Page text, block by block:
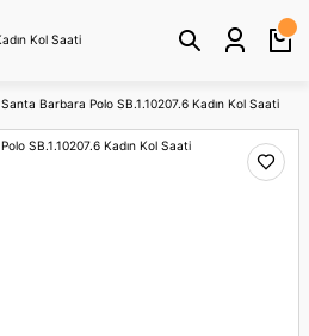
Santa Barbara Polo SB.1.10207.6 Kadın Kol Saati